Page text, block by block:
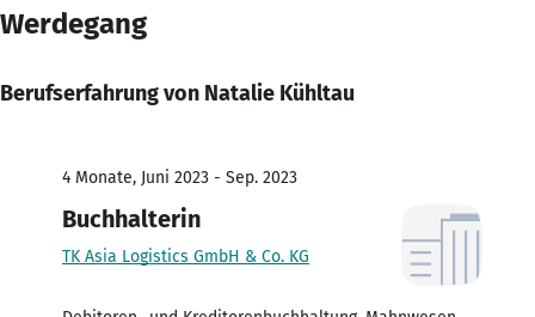
Werdegang
Berufserfahrung von Natalie Kühltau
4 Monate, Juni 2023 - Sep. 2023
Buchhalterin
TK Asia Logistics GmbH & Co. KG